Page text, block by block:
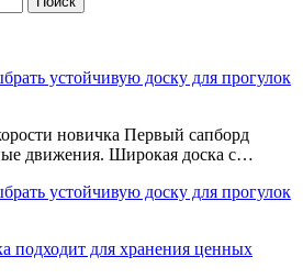
устойчивую доску для прогулок
новичка Первый сапборд
движения. Широкая доска с…
устойчивую доску для прогулок
подходит для хранения ценных